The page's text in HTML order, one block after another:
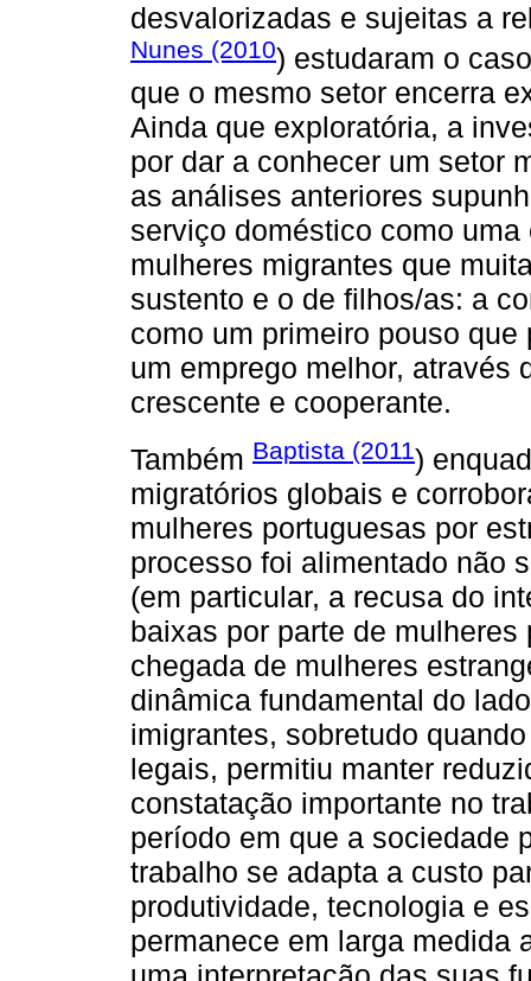
desvalorizadas e sujeitas a
Nunes (2010) estudaram o
que o mesmo setor encerra
Ainda que exploratória, a
por dar a conhecer um setor
as análises anteriores
serviço doméstico como
mulheres migrantes que
sustento e o de filhos/as: a
como um primeiro pouso
um emprego melhor, através
crescente e cooperante.
Também Baptista (2011)
migratórios globais e
mulheres portuguesas por
processo foi alimentado não
(em particular, a recusa do
baixas por parte de
chegada de mulheres
dinâmica fundamental do
imigrantes, sobretudo
legais, permitiu manter
constatação importante no
período em que a sociedade
trabalho se adapta a custo
produtividade, tecnologia e
permanece em larga medida